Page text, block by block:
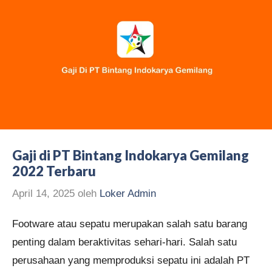
Gaji di PT Bintang Indokarya Gemilang
2022 Terbaru
April 14, 2025 oleh Loker Admin
Footware atau sepatu merupakan salah satu barang
penting dalam beraktivitas sehari-hari. Salah satu
perusahaan yang memproduksi sepatu ini adalah PT